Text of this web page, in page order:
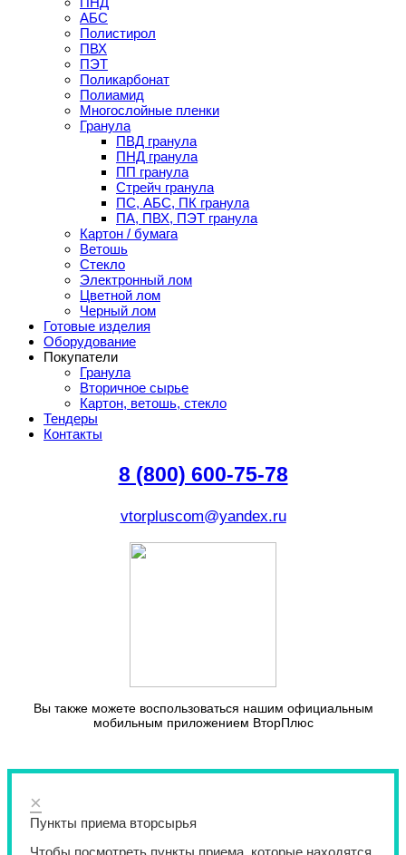
АБС
Полистирол
ПВХ
ПЭТ
Поликарбонат
Полиамид
Многослойные пленки
Гранула
ПВД гранула
ПНД гранула
ПП гранула
Стрейч гранула
ПС, АБС, ПК гранула
ПА, ПВХ, ПЭТ гранула
Картон / бумага
Ветошь
Стекло
Электронный лом
Цветной лом
Черный лом
Готовые изделия
Оборудование
Покупатели
Гранула
Вторичное сырье
Картон, ветошь, стекло
Тендеры
Контакты
8 (800) 600-75-78
vtorpluscom@yandex.ru
Вы также можете воспользоваться нашим официальным
мобильным приложением ВторПлюс
×
Пункты приема вторсырья
Чтобы посмотреть пункты приема, которые находятся